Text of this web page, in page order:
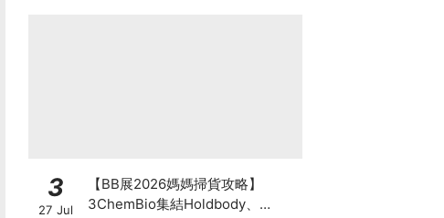
3
27 Jul
【BB展2026媽媽掃貨攻略】
3ChemBio集結Holdbody、